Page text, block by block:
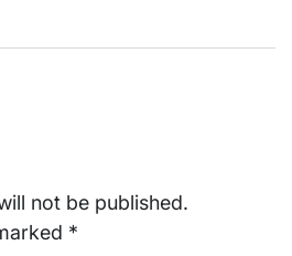
not be published.
*